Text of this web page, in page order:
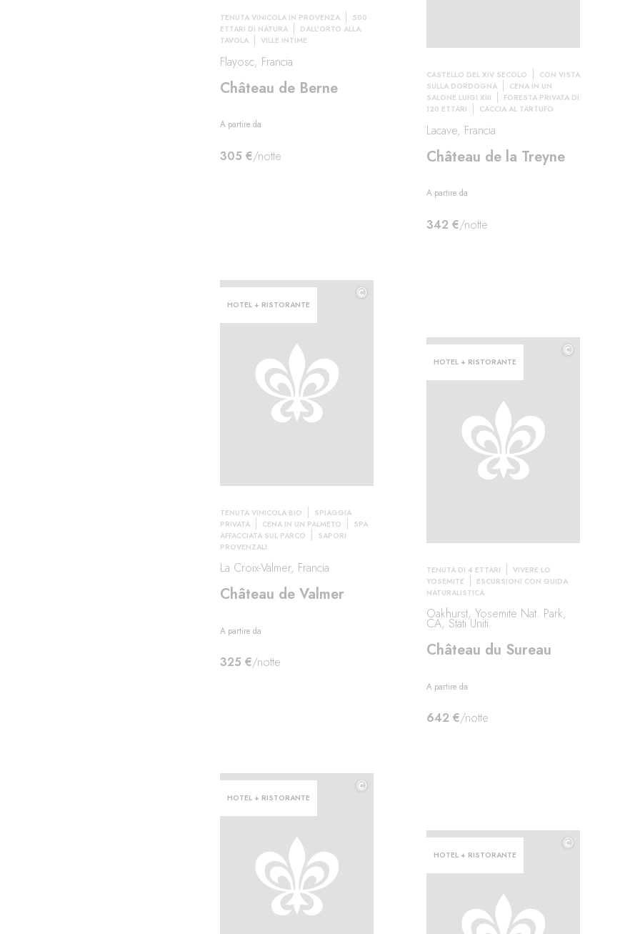
TENUTA VINICOLA IN PROVENZA
500
ETTARI DI NATURA
DALL’ORTO ALLA
TAVOLA
VILLE INTIME
Flayosc, Francia
Château de Berne
A partire da
305 €/notte
CASTELLO DEL XIV SECOLO
CON VISTA
SULLA DORDOGNA
CENA IN UN
SALONE LUIGI XIII
FORESTA PRIVATA DI
120 ETTARI
CACCIA AL TARTUFO
Lacave, Francia
Château de la Treyne
A partire da
342 €/notte
HOTEL + RISTORANTE
©
TENUTA VINICOLA BIO
SPIAGGIA
PRIVATA
CENA IN UN PALMETO
SPA
AFFACCIATA SUL PARCO
SAPORI
PROVENZALI
La Croix-Valmer, Francia
Château de Valmer
A partire da
325 €/notte
HOTEL + RISTORANTE
©
TENUTA DI 4 ETTARI
VIVERE LO
YOSEMITE
ESCURSIONI CON GUIDA
NATURALISTICA
Oakhurst, Yosemite Nat. Park,
CA, Stati Uniti
Château du Sureau
A partire da
642 €/notte
HOTEL + RISTORANTE
©
HOTEL + RISTORANTE
©